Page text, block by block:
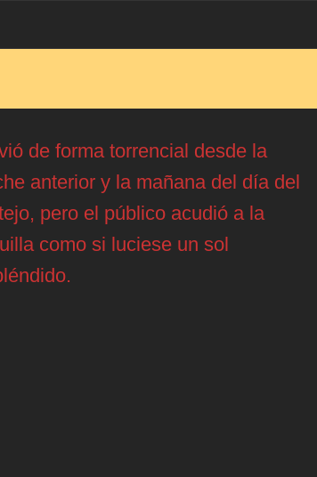
de forma torrencial desde la
anterior y la mañana del día del
pero el público acudió a la
como si luciese un sol